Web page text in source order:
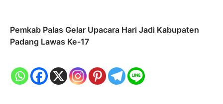
Pemkab Palas Gelar Upacara Hari Jadi Kabupaten
Padang Lawas Ke-17